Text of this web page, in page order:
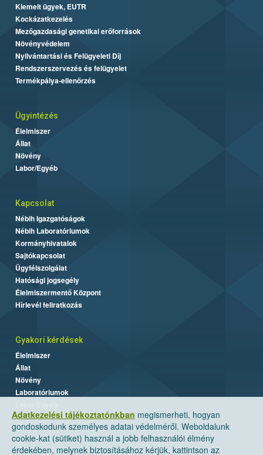
Adatkezelési tájékoztatónkban megismerheti, hogyan
gondoskodunk személyes adatai védelméről. Weboldalunk
cookie-kat (sütiket) használ a jobb felhasználói élmény
érdekében, melynek biztosításához kérjük, kattintson az
Kiemelt ügyek, EUTR
Kockázatkezelés
Mezőgazdasági genetikai erőforrások
Növényvédelem
Nyilvántartási és Felügyeleti Díj
Rendszerszervezés és felügyelet
Termékpálya-ellenőrzés
Ügyintézés
Élelmiszer
Állat
Növény
Labor/Egyéb
Kapcsolat
Nébih Igazgatóságok
Nébih Laboratóriumok
Kormányhivatalok
Sajtókapcsolat
Ügyfélszolgálat
Hatósági jogsegély
Élelmiszermentő Központ
Hírlevél feliratkozás
Gyakori kérdések
Élelmiszer
Állat
Növény
Laboratóriumok